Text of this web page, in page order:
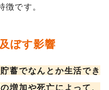
徴です。
ぼす影響
蓄でなんとか生活でき
増加や死亡によって、